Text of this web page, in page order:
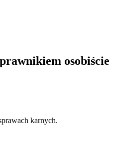
osobiście
karnych.